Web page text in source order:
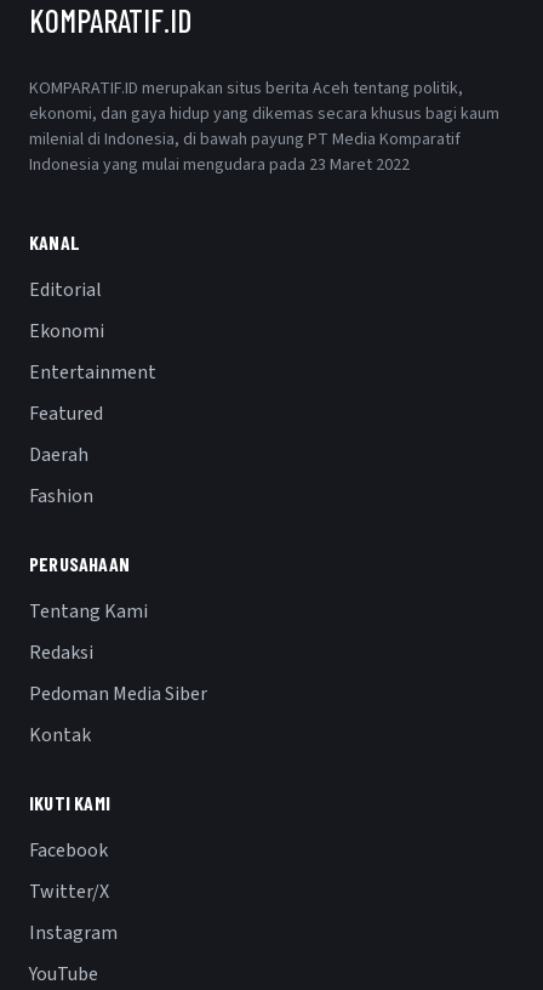
KOMPARATIF.ID
KOMPARATIF.ID merupakan situs berita Aceh tentang politik,
ekonomi, dan gaya hidup yang dikemas secara khusus bagi kaum
milenial di Indonesia, di bawah payung PT Media Komparatif
Indonesia yang mulai mengudara pada 23 Maret 2022
KANAL
Editorial
Ekonomi
Entertainment
Featured
Daerah
Fashion
PERUSAHAAN
Tentang Kami
Redaksi
Pedoman Media Siber
Kontak
IKUTI KAMI
Facebook
Twitter/X
Instagram
YouTube